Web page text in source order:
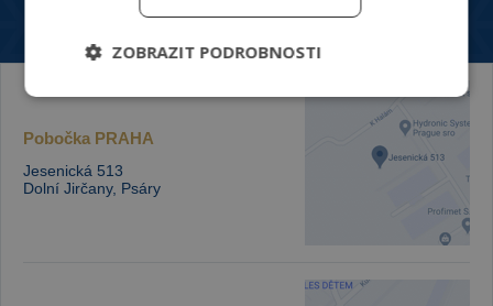
Pobočka PRAHA
Jesenická 513
Dolní Jirčany, Psáry
ZOBRAZIT PODROBNOSTI